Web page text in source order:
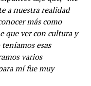
a nuestra realidad
más como
que ver con cultura y
esas
varios
mí fue muy